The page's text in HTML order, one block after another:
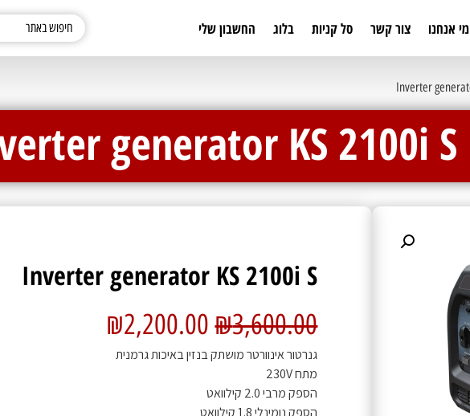
מי אנחנו צור קשר סל קניות בלוג החשבון שלי
generator KS 2100i S
Inverter generator KS 2100i S
₪3,600.00
₪2,200.00
גנרטור אינוורטר מושתק בנזין באיכות גרמנית
מתח 230V
הספק מרבי 2.0 קילוואט
הספק נומינלי 1.8 קילוואט